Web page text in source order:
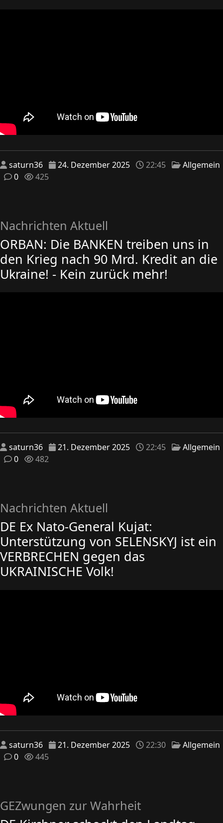
saturn36 24. Dezember 2025 22:45
Allgemein
0
425
Nachrichten Aktuell
ORBAN: Die BANKEN treiben uns in
den Krieg nach 90 Mrd. Kredit an die
Ukraine! - Kein zurück mehr!
saturn36 21. Dezember 2025 22:45
Allgemein
0
482
Nachrichten Aktuell
DE Ex Nato-General Kujat:
Unterstützung von SELENSKYJ ist ein
VERBRECHEN gegen das
UKRAINISCHE Volk!
saturn36 21. Dezember 2025 22:30
Allgemein
0
445
GEZwungen zur Wahrheit